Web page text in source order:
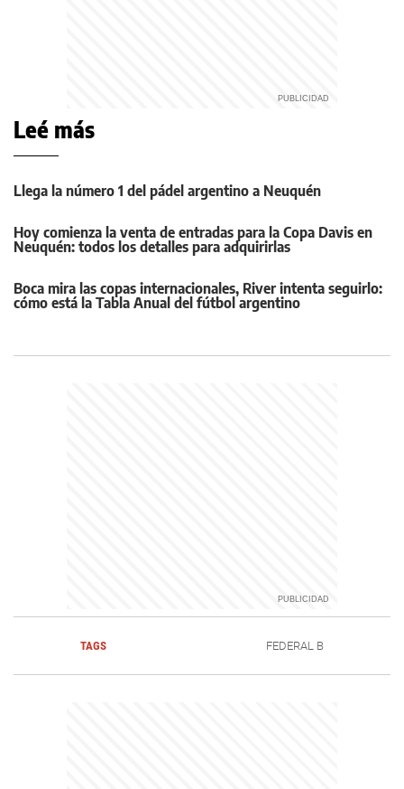
Leé más
Llega la número 1 del pádel argentino a Neuquén
Hoy comienza la venta de entradas para la Copa Davis en
Neuquén: todos los detalles para adquirirlas
Boca mira las copas internacionales, River intenta seguirlo:
cómo está la Tabla Anual del fútbol argentino
TAGS FEDERAL B